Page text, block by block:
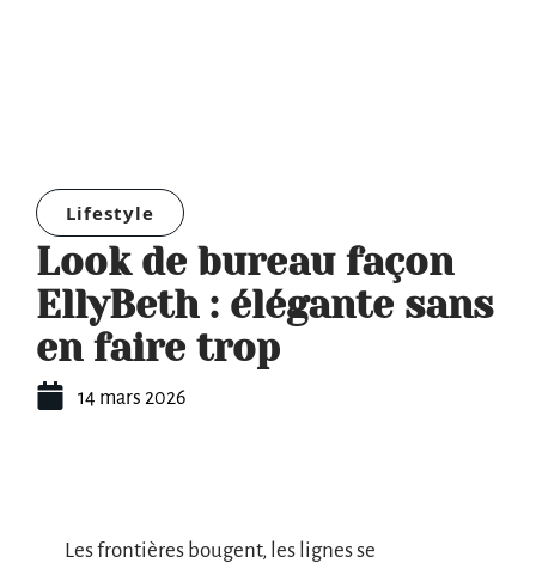
Lifestyle
Look de bureau façon
EllyBeth : élégante sans
en faire trop
14 mars 2026
Les frontières bougent, les lignes se